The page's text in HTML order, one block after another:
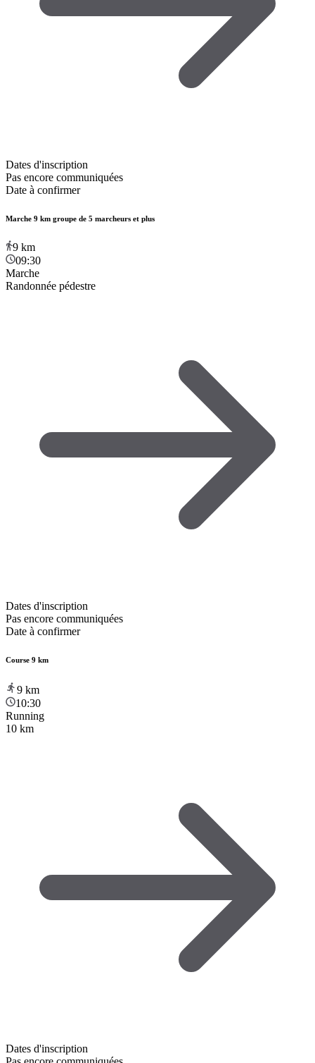
Dates d'inscription
Pas encore communiquées
Date à confirmer
Marche 9 km groupe de 5 marcheurs et plus
9 km
09:30
Marche
Randonnée pédestre
Dates d'inscription
Pas encore communiquées
Date à confirmer
Course 9 km
9 km
10:30
Running
10 km
Dates d'inscription